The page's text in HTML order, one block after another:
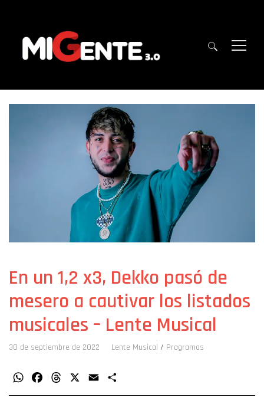
En un 1,2 x3, Dekko pasó de
mesero a cautivar los listados
musicales – Lente Musical
30 de septiembre de 2022 Lente Musical / Programas
WhatsAppFacebookThreads Email